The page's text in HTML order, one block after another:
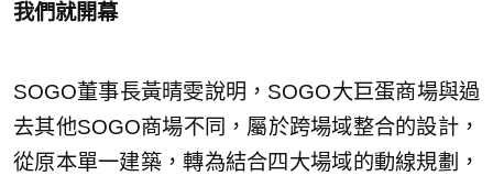
我們就開幕
SOGO董事長黃晴雯說明，SOGO大巨蛋商場與過
去其他SOGO商場不同，屬於跨場域整合的設計，
從原本單一建築，轉為結合四大場域的動線規劃，